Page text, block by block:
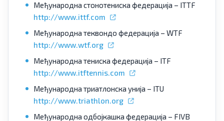
Међународна стонотениска федерација – ITTF
http://www.ittf.com
Међународна теквондо федерација – WTF
http://www.wtf.org
Међународна тениска федерација – ITF
http://www.itftennis.com
Међународна триатлонска унија – ITU
http://www.triathlon.org
Међународна одбојкашка федерација – FIVB